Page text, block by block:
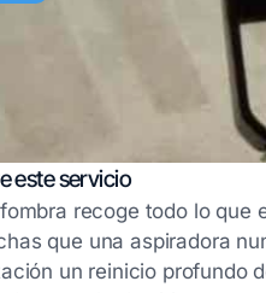
este servicio
recoge todo lo que
que una aspiradora
un reinicio profundo